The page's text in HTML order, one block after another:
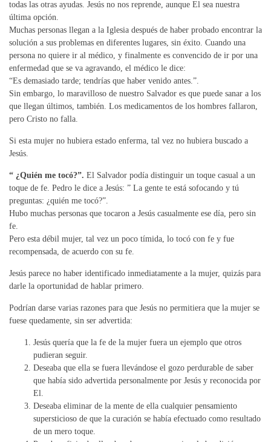
todas las otras ayudas. Jesús no nos reprende, aunque El sea nuestra
última opción.
Muchas personas llegan a la Iglesia después de haber probado encontrar la
solución a sus problemas en diferentes lugares, sin éxito. Cuando una
persona no quiere ir al médico, y finalmente es convencido de ir por una
enfermedad que se va agravando, el médico le dice:
“Es demasiado tarde; tendrías que haber venido antes.”.
Sin embargo, lo maravilloso de nuestro Salvador es que puede sanar a los
que llegan últimos, también. Los medicamentos de los hombres fallaron,
pero Cristo no falla.
Si esta mujer no hubiera estado enferma, tal vez no hubiera buscado a
Jesús.
“ ¿Quién me tocó?”. El Salvador podía distinguir un toque casual a un
toque de fe. Pedro le dice a Jesús: ” La gente te está sofocando y tú
preguntas: ¿quién me tocó?”.
Hubo muchas personas que tocaron a Jesús casualmente ese día, pero sin
fe.
Pero esta débil mujer, tal vez un poco tímida, lo tocó con fe y fue
recompensada, de acuerdo con su fe.
Jesús parece no haber identificado inmediatamente a la mujer, quizás para
darle la oportunidad de hablar primero.
Podrían darse varias razones para que Jesús no permitiera que la mujer se
fuese quedamente, sin ser advertida:
Jesús quería que la fe de la mujer fuera un ejemplo que otros
pudieran seguir.
Deseaba que ella se fuera llevándose el gozo perdurable de saber
que había sido advertida personalmente por Jesús y reconocida por
El.
Deseaba eliminar de la mente de ella cualquier pensamiento
supersticioso de que la curación se había efectuado como resultado
de un mero toque.